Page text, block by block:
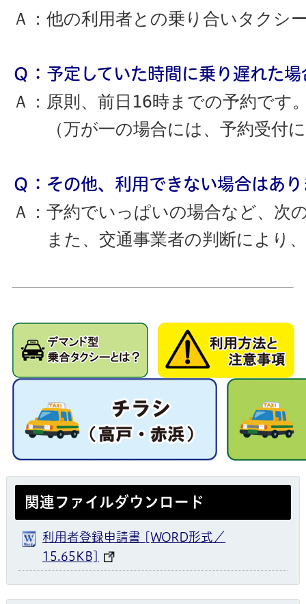
Ａ：他の利用者との乗り合いタクシ
Ｑ：予定していた時間に乗り遅れた
Ａ：原則、前日16時までの予約で
（万が一の場合には、予約受付に
Ｑ：その他、利用できない場合はあ
Ａ：予約でいっぱいの場合など、次
また、交通事業者の判断により、
関連ファイルダウンロード
利用者登録申請書 [WORD形式／
15.65KB]